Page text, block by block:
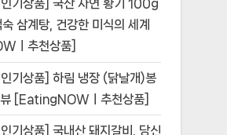
인기상품] 국산 자연 황기 100g
삼계탕, 건강한 미식의 세계
ㅣ추천상품]
인기상품] 하림 냉장 (닭날개)봉
[EatingNOWㅣ추천상품]
인기상품] 국내산 돼지갈비, 당신